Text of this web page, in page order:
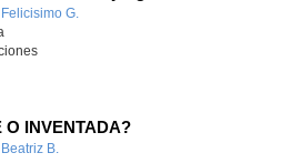
Felicisimo G.
O INVENTADA?
Beatriz B.